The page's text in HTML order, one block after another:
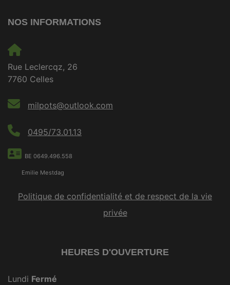
NOS INFORMATIONS
Rue Leclercqz, 26
7760 Celles
milpots@outlook.com
0495/73.01.13
BE 0649.496.558
Emilie Mestdag
Politique de confidentialité et de respect de la vie
privée
HEURES D'OUVERTURE
Lundi Fermé